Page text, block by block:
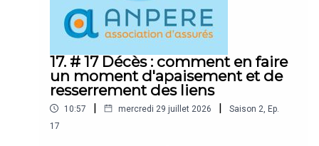
17. # 17 Décès : comment en faire
un moment d'apaisement et de
resserrement des liens
10:57 | mercredi 29 juillet 2026 | Saison 2 Ep.
17